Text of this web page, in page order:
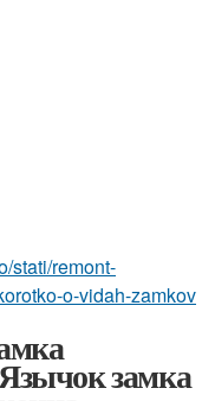
stati/remont-
o-vidah-zamkov
замка